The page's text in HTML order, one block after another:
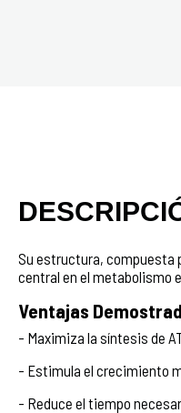
Su estructura, compuesta
central en el metabolismo
Ventajas
- Maximiza la síntesis de
- Estimula el crecimiento
- Reduce el tiempo